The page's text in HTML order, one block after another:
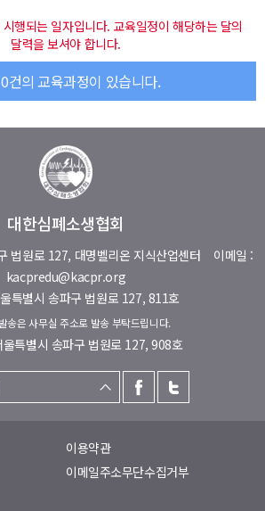
행되는 일자입니다. 교육일정이 해당하는 달의
달력을 보셔야 합니다.
건의 교육과정이 있습니다.
대한심폐소생협회
법원로 127, 대명벨리온 지식산업센터 이메일 :
kacpredu@kacpr.org
특별시 송파구 법원로 127, 811호
송은 사무실 주소로 발송 부탁드립니다.
울특별시 송파구 법원로 127, 908호
이용약관
이메일주소무단수집거부